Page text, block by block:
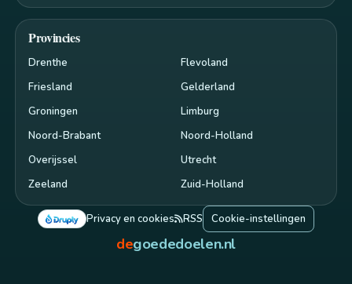
Provincies
Drenthe
Flevoland
Friesland
Gelderland
Groningen
Limburg
Noord-Brabant
Noord-Holland
Overijssel
Utrecht
Zeeland
Zuid-Holland
Privacy en cookies RSS Cookie-instellingen
degoededoelen.nl